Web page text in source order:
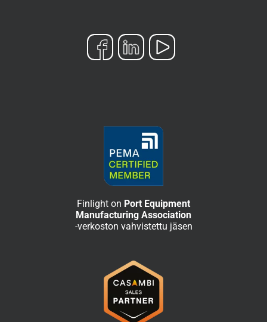
Finlight on Port Equipment
Manufacturing Association
-verkoston vahvistettu jäsen